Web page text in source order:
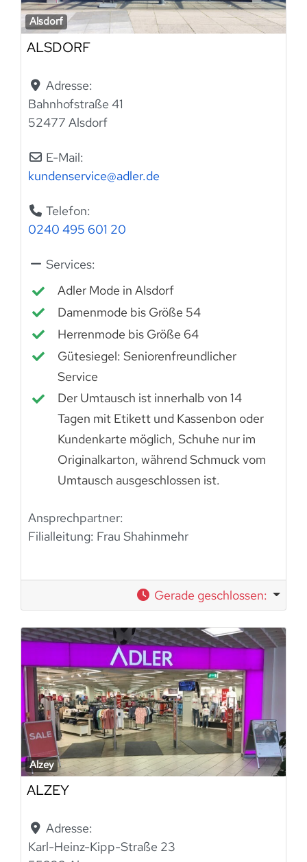
Alsdorf
ALSDORF
Adresse:
Bahnhofstraße 41
52477 Alsdorf
E-Mail:
kundenservice@adler.de
Telefon:
0240 495 601 20
Services:
Adler Mode in Alsdorf
Damenmode bis Größe 54
Herrenmode bis Größe 64
Gütesiegel: Seniorenfreundlicher
Service
Der Umtausch ist innerhalb von 14
Tagen mit Etikett und Kassenbon oder
Kundenkarte möglich, Schuhe nur im
Originalkarton, während Schmuck vom
Umtausch ausgeschlossen ist.
Ansprechpartner:
Filialleitung: Frau Shahinmehr
Gerade geschlossen:
Alzey
ALZEY
Adresse:
Karl-Heinz-Kipp-Straße 23